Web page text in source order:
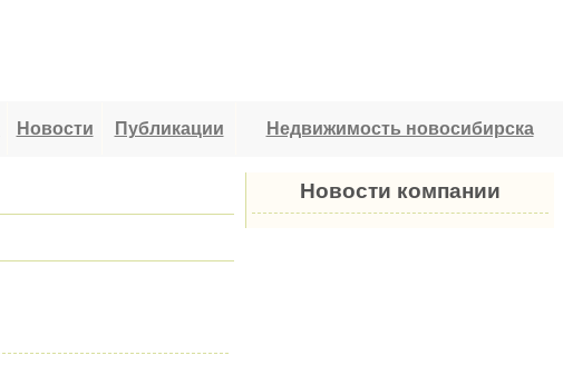
Новости Публикации Недвижимость новосибирска
Новости компании